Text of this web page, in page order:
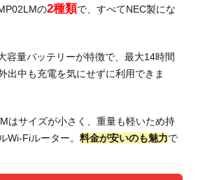
の2種類で、すべてNEC製にな
容量バッテリーが特徴で、最大14時間
出中も充電を気にせずに利用できま
はサイズが小さく、重量も軽いため持
Wi-Fiルーター。料金が安いのも魅力で